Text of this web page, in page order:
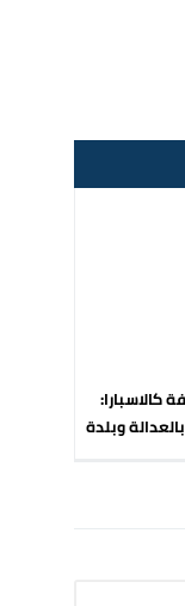
وبلدة